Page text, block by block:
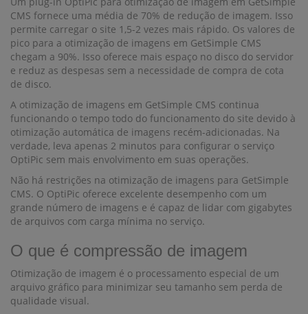
CMS fornece uma média de 70% de redução de imagem. Isso
permite carregar o site 1,5-2 vezes mais rápido. Os valores de
pico para a otimização de imagens em GetSimple CMS
chegam a 90%. Isso oferece mais espaço no disco do servidor
e reduz as despesas sem a necessidade de compra de cota
de disco.
A otimização de imagens em GetSimple CMS continua
funcionando o tempo todo do funcionamento do site devido à
otimização automática de imagens recém-adicionadas. Na
verdade, leva apenas 2 minutos para configurar o serviço
OptiPic sem mais envolvimento em suas operações.
Não há restrições na otimização de imagens para GetSimple
CMS. O OptiPic oferece excelente desempenho com um
grande número de imagens e é capaz de lidar com gigabytes
de arquivos com carga mínima no serviço.
O que é compressão de imagem
Otimização de imagem é o processamento especial de um
arquivo gráfico para minimizar seu tamanho sem perda de
qualidade visual.